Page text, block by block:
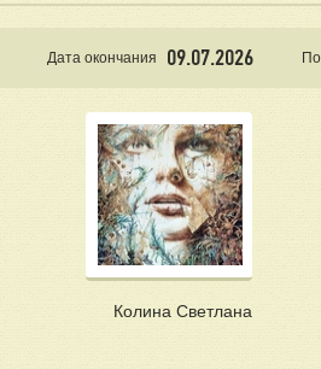
Дата окончания 09.07.2026
Колина Светлана